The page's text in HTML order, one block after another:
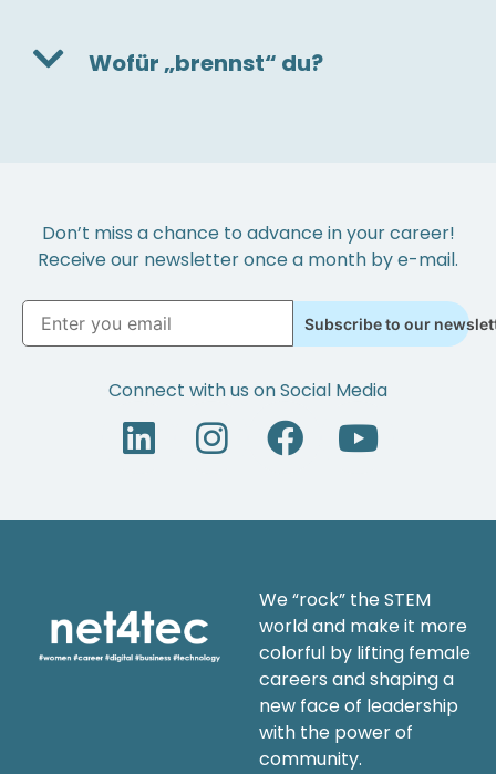
Wofür „brennst“ du?
Don’t miss a chance to advance in your career!
Receive our newsletter once a month by e-mail.
Subscribe to our
Connect with us on Social Media
We “rock” the STEM
world and make it more
colorful by lifting female
careers and shaping a
new face of leadership
with the power of
community.